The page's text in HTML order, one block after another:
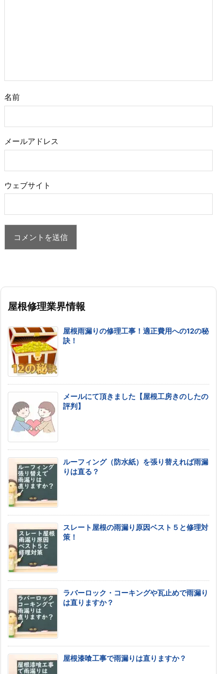
名前
メールアドレス
ウェブサイト
屋根修理業界情報
屋根雨漏りの修理工事！適正費用への12の秘
訣！
メールにて頂きました【屋根工房きのしたの
評判】
ルーフィング（防水紙）を張り替えれば雨漏
りは直る？
スレート屋根の雨漏り原因ベスト５と修理対
策！
ラバーロック・コーキングや瓦止めで雨漏り
は直りますか？
屋根漆喰工事で雨漏りは直りますか？